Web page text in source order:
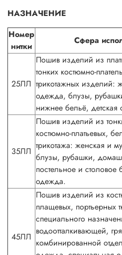
НАЗНАЧЕНИЕ
Номер
нитки
Сфера
25ЛЛ
Пошив изделий из
тонких костюмно-
трикотажных изделий:
одежда, блузы,
нижнее бельё,
35ЛЛ
Пошив изделий из
костюмно-платьевых,
трикотажа: женская и
блузы, рубашки,
постельное и столовое
одежда.
45ЛЛ
Пошив изделий из
плащевых, портьерных
специального
водоотталкивающей,
комбинированной